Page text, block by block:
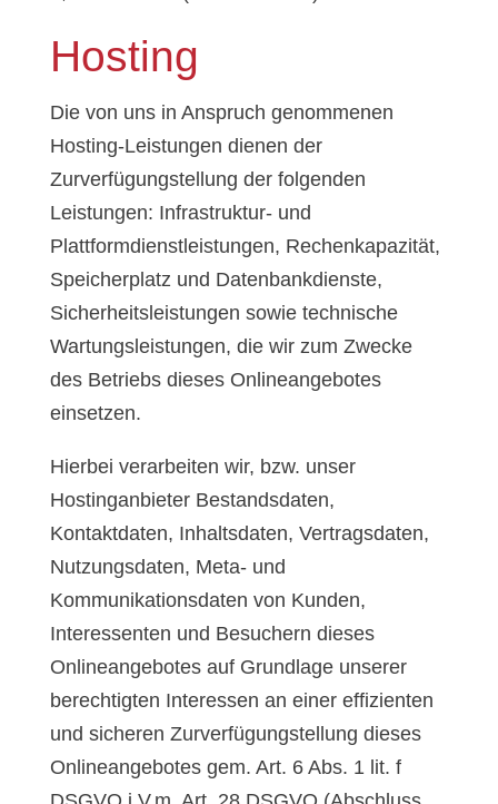
Hosting
Die von uns in Anspruch genommenen
Hosting-Leistungen dienen der
Zurverfügungstellung der folgenden
Leistungen: Infrastruktur- und
Plattformdienstleistungen, Rechenkapazität,
Speicherplatz und Datenbankdienste,
Sicherheitsleistungen sowie technische
Wartungsleistungen, die wir zum Zwecke
des Betriebs dieses Onlineangebotes
einsetzen.
Hierbei verarbeiten wir, bzw. unser
Hostinganbieter Bestandsdaten,
Kontaktdaten, Inhaltsdaten, Vertragsdaten,
Nutzungsdaten, Meta- und
Kommunikationsdaten von Kunden,
Interessenten und Besuchern dieses
Onlineangebotes auf Grundlage unserer
berechtigten Interessen an einer effizienten
und sicheren Zurverfügungstellung dieses
Onlineangebotes gem. Art. 6 Abs. 1 lit. f